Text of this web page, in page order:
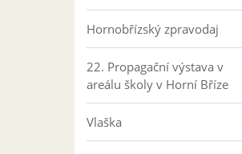
Hornobřízský zpravodaj
22. Propagační výstava v
areálu školy v Horní Bříze
Vlaška